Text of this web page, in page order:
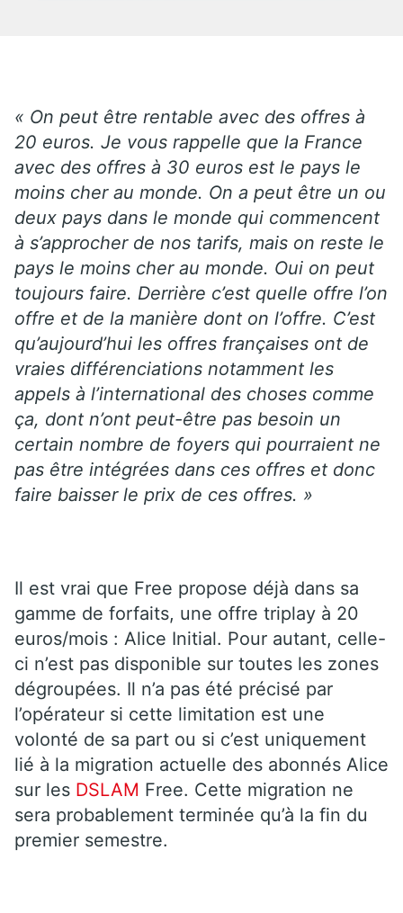
« On peut être rentable avec des offres à
20 euros. Je vous rappelle que la France
avec des offres à 30 euros est le pays le
moins cher au monde. On a peut être un ou
deux pays dans le monde qui commencent
à s’approcher de nos tarifs, mais on reste le
pays le moins cher au monde. Oui on peut
toujours faire. Derrière c’est quelle offre l’on
offre et de la manière dont on l’offre. C’est
qu’aujourd’hui les offres françaises ont de
vraies différenciations notamment les
appels à l’international des choses comme
ça, dont n’ont peut-être pas besoin un
certain nombre de foyers qui pourraient ne
pas être intégrées dans ces offres et donc
faire baisser le prix de ces offres. »
Il est vrai que Free propose déjà dans sa
gamme de forfaits, une offre triplay à 20
euros/mois : Alice Initial. Pour autant, celle-
ci n’est pas disponible sur toutes les zones
dégroupées. Il n’a pas été précisé par
l’opérateur si cette limitation est une
volonté de sa part ou si c’est uniquement
lié à la migration actuelle des abonnés Alice
sur les DSLAM Free. Cette migration ne
sera probablement terminée qu’à la fin du
premier semestre.